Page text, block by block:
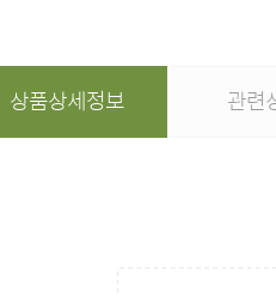
상품상세정보 관련